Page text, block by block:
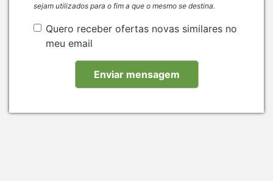
sejam utilizados para o fim a que o mesmo se destina.
Quero receber ofertas novas similares no
meu email